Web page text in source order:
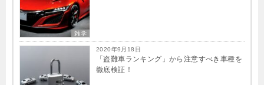
雑学
2020年9月18日
「盗難車ランキング」から注意すべき車種を
徹底検証！